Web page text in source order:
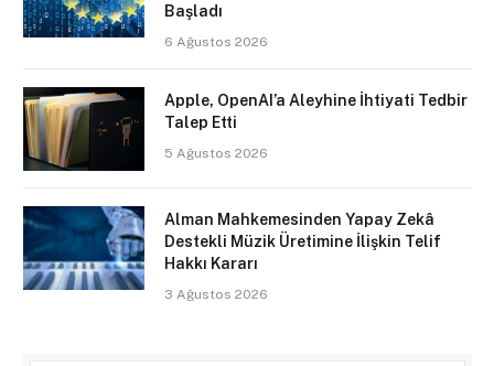
Başladı
6 Ağustos 2026
Apple, OpenAI’a Aleyhine İhtiyati Tedbir
Talep Etti
5 Ağustos 2026
Alman Mahkemesinden Yapay Zekâ
Destekli Müzik Üretimine İlişkin Telif
Hakkı Kararı
3 Ağustos 2026